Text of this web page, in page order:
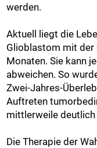
werden.
Aktuell liegt die
Glioblastom mit der
Monaten. Sie kann
abweichen. So
Zwei-Jahres-
Auftreten
mittlerweile deutlich
​​​​​​​Die Therapie der